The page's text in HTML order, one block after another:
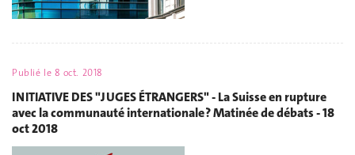
Publié le 8 oct. 2018
INITIATIVE DES "JUGES ÉTRANGERS" - La Suisse en rupture
avec la communauté internationale ? Matinée de débats - 18
oct 2018